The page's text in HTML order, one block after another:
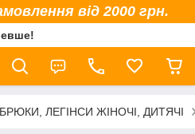
від 2000 грн.
БРЮКИ, ЛЕГІНСИ ЖІНОЧІ, ДИТЯЧІ